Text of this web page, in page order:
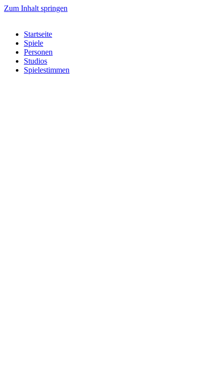
Zum Inhalt springen
Startseite
Spiele
Personen
Studios
Spielestimmen